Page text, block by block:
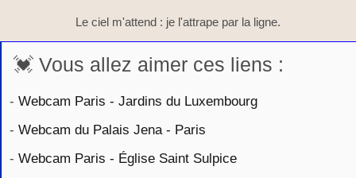
Le ciel m'attend : je l'attrape par la ligne.
💓 Vous allez aimer ces liens :
- Webcam Paris - Jardins du Luxembourg
- Webcam du Palais Jena - Paris
- Webcam Paris - Église Saint Sulpice